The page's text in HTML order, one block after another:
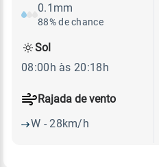
0.1mm
88% de chance
Rajada de vento
W - 28km/h
Sol
08:00h às 20:18h